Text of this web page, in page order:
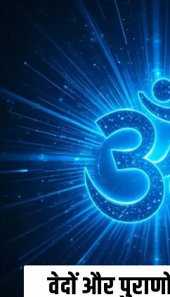
वेदों और